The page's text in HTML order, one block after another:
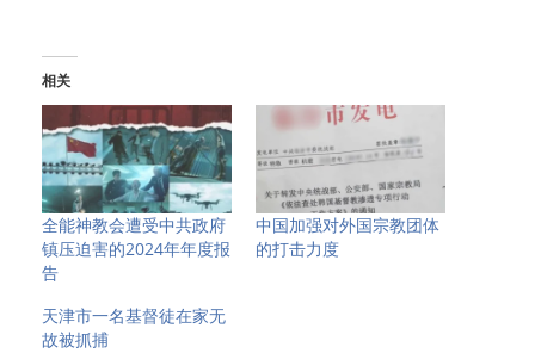
相关
全能神教会遭受中共政府
镇压迫害的2024年年度报
告
中国加强对外国宗教团体
的打击力度
天津市一名基督徒在家无
故被抓捕